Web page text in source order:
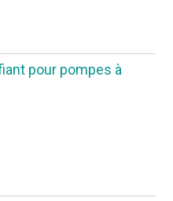
pour pompes à